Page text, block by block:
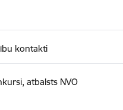
kontakti
atbalsts NVO